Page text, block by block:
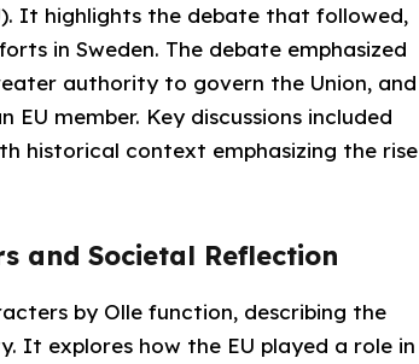
It highlights the debate that followed,
in Sweden. The debate emphasized
authority to govern the Union, and
member. Key discussions included
historical context emphasizing the rise
and Societal Reflection
by Olle function, describing the
It explores how the EU played a role in